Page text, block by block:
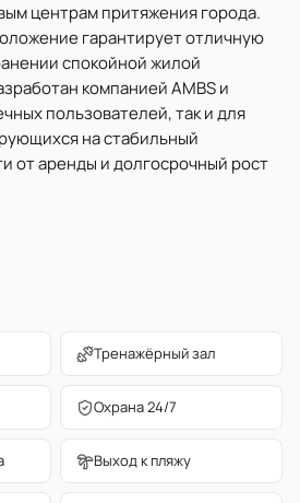
центрам притяжения города.
гарантирует отличную
спокойной жилой
компанией AMBS и
пользователей, так и для
на стабильный
от аренды и долгосрочный рост
Тренажёрный зал
Охрана 24/7
Выход к пляжу